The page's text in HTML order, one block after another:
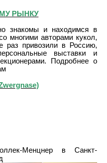
РЫНКУ
знакомы и находимся в
многими авторами кукол,
привозили в Россию,
выставки и
Подробнее о
Менцнер в Санкт-